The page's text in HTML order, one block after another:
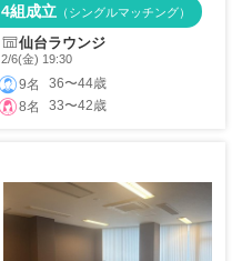
仙台ラウンジ
2/6(金) 19:30
9名
36〜44歳
8名
33〜42歳
4組成立 （シングルマッチング）